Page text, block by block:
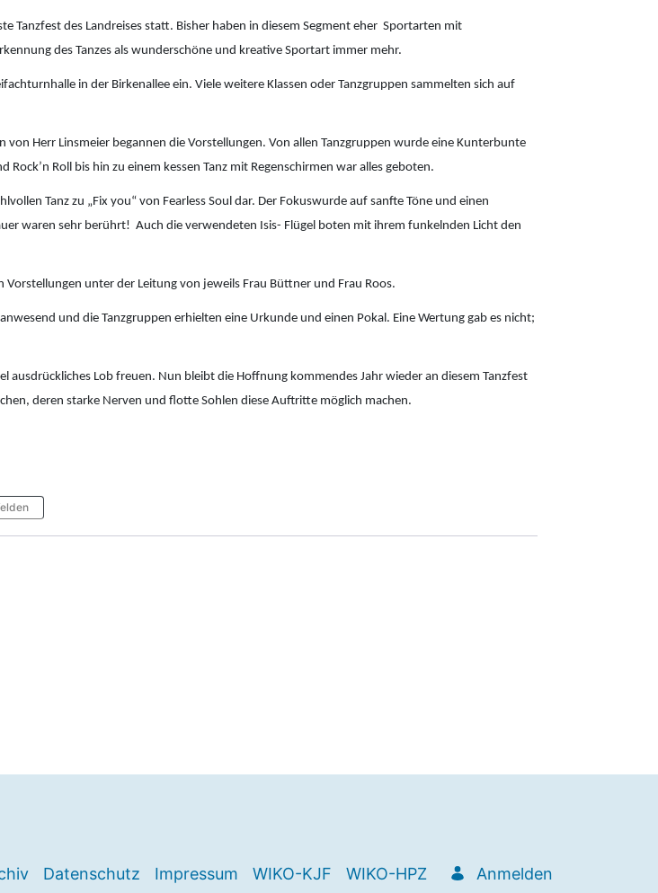
Tanzfest des Landreises statt. Bisher haben in diesem Segment eher Sportarten mit
des Tanzes als wunderschöne und kreative Sportart immer mehr.
in der Birkenallee ein. Viele weitere Klassen oder Tanzgruppen sammelten sich auf
Herr Linsmeier begannen die Vorstellungen. Von allen Tanzgruppen wurde eine Kunterbunte
Roll bis hin zu einem kessen Tanz mit Regenschirmen war alles geboten.
Tanz zu „Fix you“ von Fearless Soul dar. Der Fokuswurde auf sanfte Töne und einen
waren sehr berührt! Auch die verwendeten Isis- Flügel boten mit ihrem funkelnden Licht den
unter der Leitung von jeweils Frau Büttner und Frau Roos.
und die Tanzgruppen erhielten eine Urkunde und einen Pokal. Eine Wertung gab es nicht;
Lob freuen. Nun bleibt die Hoffnung kommendes Jahr wieder an diesem Tanzfest
deren starke Nerven und flotte Sohlen diese Auftritte möglich machen.
Datenschutz Impressum WIKO-KJF WIKO-HPZ Anmelden